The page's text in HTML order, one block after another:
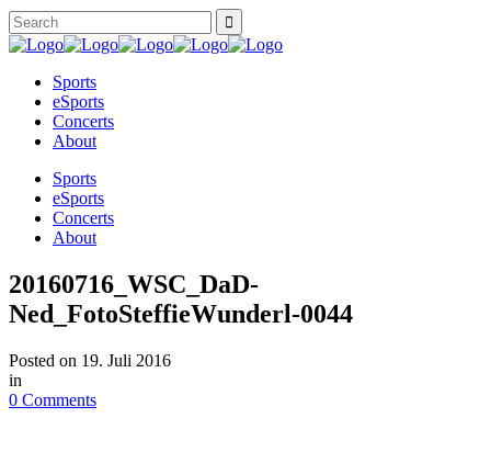
Sports
eSports
Concerts
About
Sports
eSports
Concerts
About
20160716_WSC_DaD-
Ned_FotoSteffieWunderl-0044
Posted on 19. Juli 2016
in
0 Comments